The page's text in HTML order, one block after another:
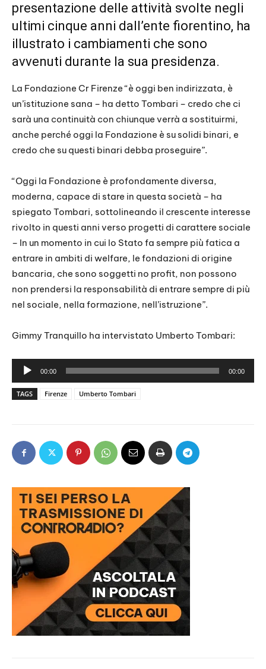
presentazione delle attività svolte negli
ultimi cinque anni dall’ente fiorentino, ha
illustrato i cambiamenti che sono
avvenuti durante la sua presidenza.
La Fondazione Cr Firenze “è oggi ben indirizzata, è
un’istituzione sana – ha detto Tombari – credo che ci
sarà una continuità con chiunque verrà a sostituirmi,
anche perché oggi la Fondazione è su solidi binari, e
credo che su questi binari debba proseguire”.
“Oggi la Fondazione è profondamente diversa,
moderna, capace di stare in questa società – ha
spiegato Tombari, sottolineando il crescente interesse
rivolto in questi anni verso progetti di carattere sociale
– In un momento in cui lo Stato fa sempre più fatica a
entrare in ambiti di welfare, le fondazioni di origine
bancaria, che sono soggetti no profit, non possono
non prendersi la responsabilità di entrare sempre di più
nel sociale, nella formazione, nell’istruzione”.
Gimmy Tranquillo ha intervistato Umberto Tombari:
u
d
P
l
y
00:00 00:00
TAGS Firenze Umberto Tombari